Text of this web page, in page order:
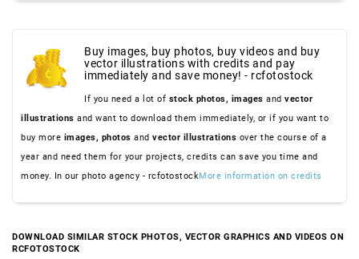
Buy images, buy photos, buy videos and buy
vector illustrations with credits and pay
immediately and save money! - rcfotostock
If you need a lot of stock photos, images and vector
illustrations and want to download them immediately, or if you want to
buy more images, photos and vector illustrations over the course of a
year and need them for your projects, credits can save you time and
money. In our photo agency - rcfotostockMore information on credits
DOWNLOAD SIMILAR STOCK PHOTOS, VECTOR GRAPHICS AND VIDEOS ON
RCFOTOSTOCK